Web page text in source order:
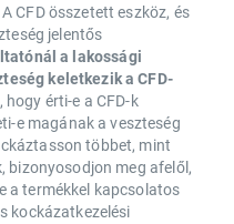
A CFD összetett eszköz, és
jelentős
a lakossági
keletkezik a CFD-
érti-e a CFD-k
e magának a veszteség
többet, mint
bizonyosodjon meg afelől,
a termékkel kapcsolatos
kockázatkezelési